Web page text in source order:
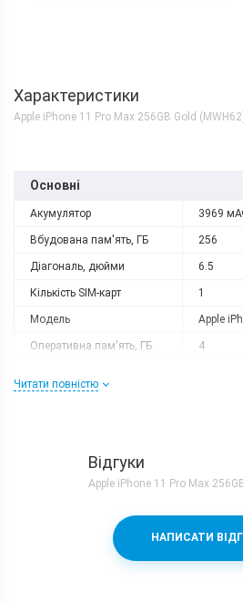
Характеристики
Apple iPhone 11 Pro Max 256GB Gold
Основні
Акумулятор 3969
Вбудована пам'ять, ГБ 256
Діагональ, дюйми 6.5
Кількість SIM-карт 1
Модель Apple
Оперативна пам'ять, ГБ 4
Процесор
Кількість ядер 6
2x2.65 +
Читати повністю
Відгуки
Apple iPhone 11 Pro Max
НАПИСАТИ